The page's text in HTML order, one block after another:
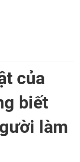
của
biết
làm